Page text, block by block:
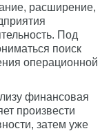
расширение,
Под
поиск
операционной
финансовая
произвести
затем уже